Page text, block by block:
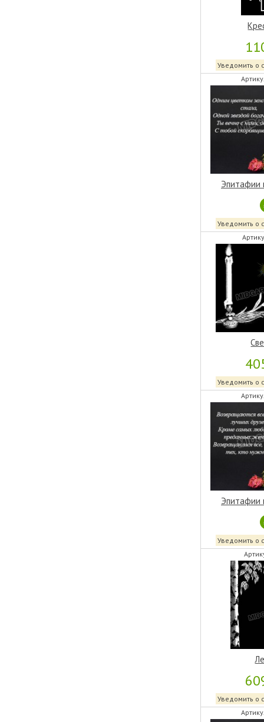
Уведомить о
Эпитафии
Уведомить о
Уведомить о
Эпитафии
Уведомить о
Уведомить о